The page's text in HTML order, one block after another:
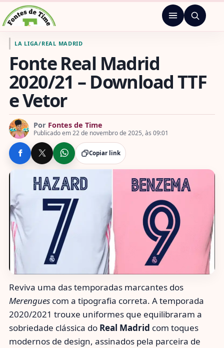
Pular para o conteúdo
Ir para a página inicial de Fontes de Time
Menu
LA LIGA/REAL MADRID
Fonte Real Madrid
2020/21 – Download TTF
e Vetor
Por Fontes de Time
Publicado em 22 de novembro de 2025, às 09:01
COMPARTILHE Copiar link
Reviva uma das temporadas marcantes dos
Merengues com a tipografia correta. A temporada
2020/2021 trouxe uniformes que equilibraram a
sobriedade clássica do Real Madrid com toques
modernos de design, assinados pela parceira de